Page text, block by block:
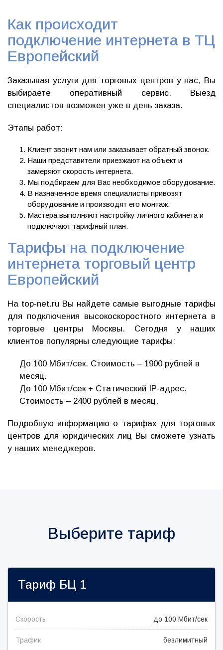
Как происходит
подключение интернета в ТЦ
Европейский
Заказывая услуги для торговых центров у нас, Вы
выбираете оперативный сервис. Выезд
специалистов возможен уже в день заказа.
Этапы работ:
Клиент звонит нам или заказывает обратный звонок.
Наши представители приезжают на объект и
замеряют скорость интернета.
Мы подбираем для Вас необходимое оборудование.
В назначенное время специалисты привозят
оборудование и производят его монтаж.
Мастера выполняют настройку личного кабинета и
подключают тарифный план.
Тарифы на подключение
интернета торговый центр
Европейский
На top-net.ru Вы найдете самые выгодные тарифы
для подключения высокоскоростного интернета в
торговые центры Москвы. Сегодня у наших
клиентов популярны следующие тарифы:
До 100 Мбит/сек. Стоимость – 1900 рублей в
месяц.
До 100 Мбит/сек + Статический IP-адрес.
Стоимость – 2400 рублей в месяц.
Подробную информацию о тарифах для торговых
центров для юридических лиц Вы сможете узнать
у наших менеджеров.
Выберите тариф
Тариф БЦ 1
Скорость до 100 Мбит/сек
Трафик безлимитный